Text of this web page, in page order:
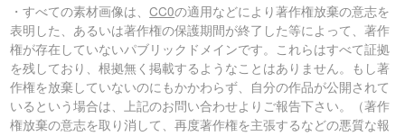
・すべての素材画像は、CC0の適用などにより著作権放棄の意志を
表明した、あるいは著作権の保護期間が終了した等によって、著作
権が存在していないパブリックドメインです。これらはすべて証拠
を残しており、根拠無く掲載するようなことはありません。もし著
作権を放棄していないのにもかかわらず、自分の作品が公開されて
いるという場合は、上記のお問い合わせよりご報告下さい。（著作
権放棄の意志を取り消して、再度著作権を主張するなどの悪質な報